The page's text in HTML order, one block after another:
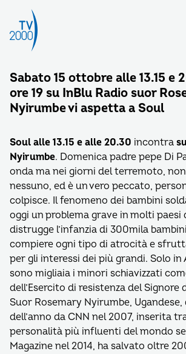
Sabato 15 ottobre alle 13.15 e
ore 19 su InBlu Radio suor
Nyirumbe vi aspetta a Soul
Soul alle 13.15 e alle 20.30 incontra
Nyirumbe. Domenica padre pepe Di
onda ma nei giorni del terremoto,
nessuno, ed è un vero peccato,
colpisce. Il fenomeno dei bambini
oggi un problema grave in molti paesi
distrugge l’infanzia di 300mila
compiere ogni tipo di atrocità e
per gli interessi dei più grandi. Solo
sono migliaia i minori schiavizzati
dell’Esercito di resistenza del Signore
Suor Rosemary Nyirumbe,
dell’anno da CNN nel 2007, inserita
personalità più influenti del mondo
Magazine nel 2014, ha salvato oltre